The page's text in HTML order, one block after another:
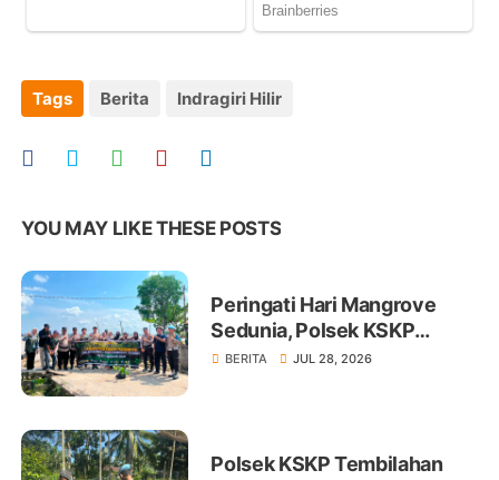
Tags Berita Indragiri Hilir
YOU MAY LIKE THESE POSTS
Peringati Hari Mangrove
Sedunia, Polsek KSKP
Tembilahan Tanam 100 Bibit
BERITA JUL 28, 2026
Polsek KSKP Tembilahan